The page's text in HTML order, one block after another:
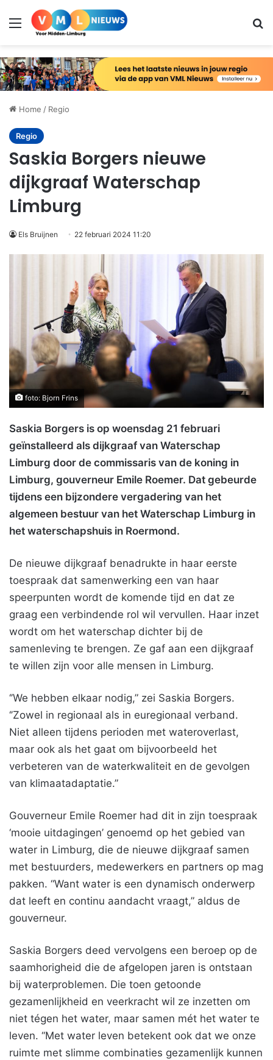
Menu
Home / Regio
Regio
Saskia Borgers nieuwe
dijkgraaf Waterschap
Limburg
Els Bruijnen 22 februari 2024 11:20
foto: Bjorn Frins
Saskia Borgers is op woensdag 21 februari
geïnstalleerd als dijkgraaf van Waterschap
Limburg door de commissaris van de koning in
Limburg, gouverneur Emile Roemer. Dat gebeurde
tijdens een bijzondere vergadering van het
algemeen bestuur van het Waterschap Limburg in
het waterschapshuis in Roermond.
De nieuwe dijkgraaf benadrukte in haar eerste
toespraak dat samenwerking een van haar
speerpunten wordt de komende tijd en dat ze
graag een verbindende rol wil vervullen. Haar inzet
wordt om het waterschap dichter bij de
samenleving te brengen. Ze gaf aan een dijkgraaf
te willen zijn voor alle mensen in Limburg.
‘’We hebben elkaar nodig,” zei Saskia Borgers.
‘’Zowel in regionaal als in euregionaal verband.
Niet alleen tijdens perioden met wateroverlast,
maar ook als het gaat om bijvoorbeeld het
verbeteren van de waterkwaliteit en de gevolgen
van klimaatadaptatie.”
Gouverneur Emile Roemer had dit in zijn toespraak
‘mooie uitdagingen’ genoemd op het gebied van
water in Limburg, die de nieuwe dijkgraaf samen
met bestuurders, medewerkers en partners op mag
pakken. “Want water is een dynamisch onderwerp
dat leeft en continu aandacht vraagt,” aldus de
gouverneur.
Saskia Borgers deed vervolgens een beroep op de
saamhorigheid die de afgelopen jaren is ontstaan
bij waterproblemen. Die toen getoonde
gezamenlijkheid en veerkracht wil ze inzetten om
niet tégen het water, maar samen mét het water te
leven. ‘‘Met water leven betekent ook dat we onze
ruimte met slimme combinaties gezamenlijk kunnen